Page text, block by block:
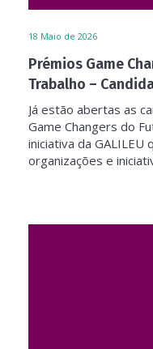
18 Maio de 2026
Prémios Game
Trabalho –
Já estão abertas as
Game Changers do
iniciativa da
organizações e